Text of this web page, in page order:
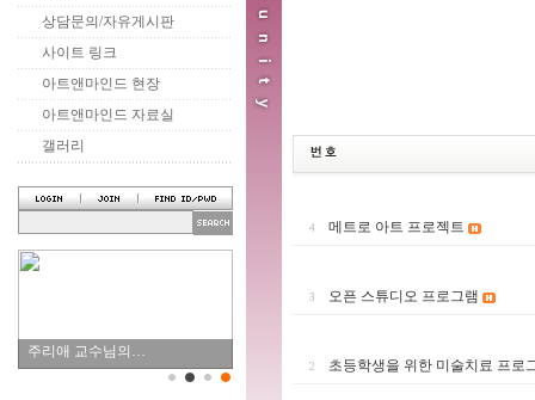
상담문의/자유게시판
사이트 링크
아트앤마인드 현장
아트앤마인드 자료실
갤러리
주리애 교수님의…
4 메트로 아트 프로젝트
3 오픈 스튜디오 프로그램
2 초등학생을 위한 미술치료 프로